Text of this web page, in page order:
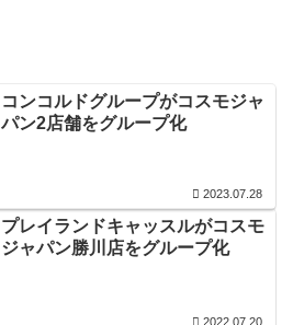
コンコルドグループがコスモジャ
パン2店舗をグループ化
2023.07.28
プレイランドキャッスルがコスモ
ジャパン勝川店をグループ化
2022.07.20